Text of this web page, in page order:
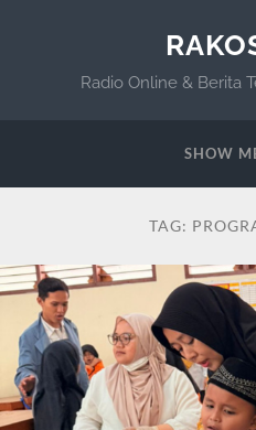
Radio Online & Berita
SHOW
TAG: